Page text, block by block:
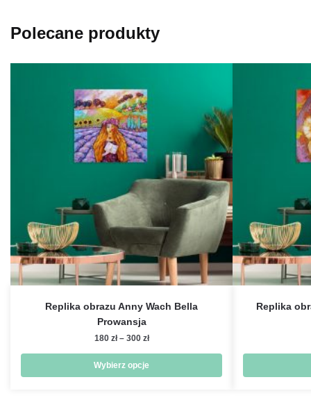
Polecane produkty
Replika obrazu Anny Wach Bella
Prowansja
180 zł – 300 złZakres
od
180 zł
Wybierz opcje
Replika